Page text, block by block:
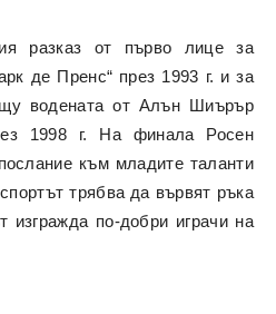
разказ от първо лице за
де Пренс“ през 1993 г. и за
водената от Алън Шиърър
1998 г. На финала Росен
към младите таланти
трябва да вървят ръка
изгражда по-добри играчи на